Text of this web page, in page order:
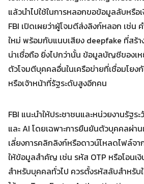
แล้วนำไปใช้ในการหลอกขอข้อมูลลับหรือ
FBI เปิดเผยว่าผู้โจมตีส่งลิงก์หลอก เช่น
ใหม่ พร้อมกับแนบเสียง deepfake ที่สร้า
น่าเชื่อถือ ยิ่งไปกว่านั้น ข้อมูลบัญชีของเ
ตัวโจมตีบุคคลอื่นในเครือข่ายที่เชื่อมโยง
หรือเจ้าหน้าที่รัฐระดับสูงอีกคน
FBI แนะนำให้ประชาชนและหน่วยงานรัฐร
และ AI โดยเฉพาะการยืนยันตัวบุคคลผ่า
เลี่ยงการคลิกลิงก์หรือดาวน์โหลดไฟล์จา
ให้ข้อมูลสำคัญ เช่น รหัส OTP หรือโอนเ
สำหรับบุคคลทั่วไป ควรตั้งรหัสลับสำหรับ